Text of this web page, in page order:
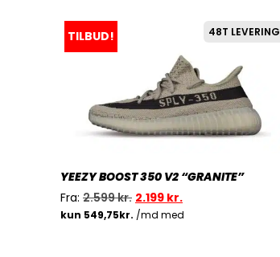
TILBUD! 48T LEVERING
YEEZY BOOST 350 V2 “GRANITE”
Fra: 2.599kr. 2.199 kr.